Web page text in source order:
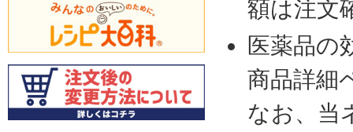
額は注文
医薬品の
商品詳細
なお、当